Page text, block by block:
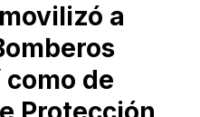
a
como de